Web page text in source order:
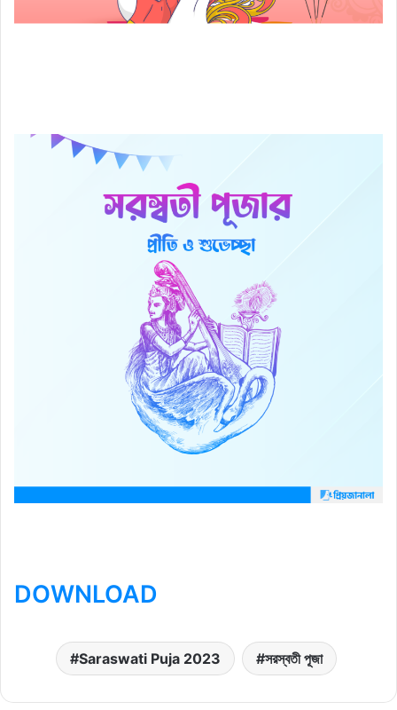
DOWNLOAD
Saraswati Puja 2023 সরস্বতী পূজা